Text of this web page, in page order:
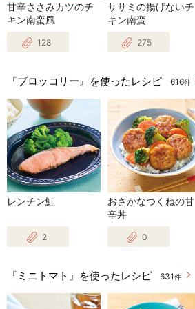
甘辛ささみカツのチ
キン南蛮風
128
ササミの揚げないチ
キン南蛮
275
『ブロッコリー』を使ったレシピ 616件
レンチン鮭
2
おさかなつくねの甘
辛丼
0
『ミニトマト』を使ったレシピ 631 件